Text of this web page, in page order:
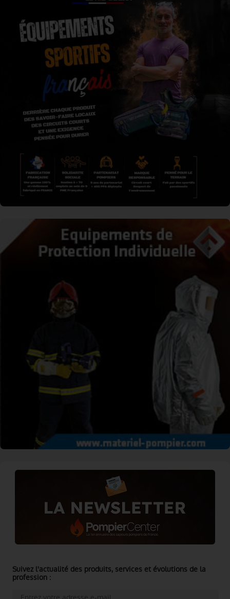
Suivez l'actualité des produits, services et évolutions de la
profession :